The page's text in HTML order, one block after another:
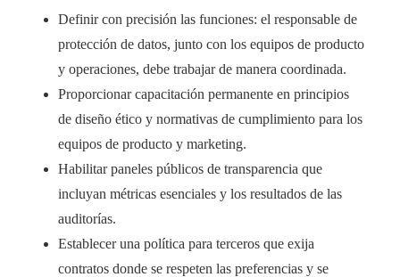
Definir con precisión las funciones: el responsable de
protección de datos, junto con los equipos de producto
y operaciones, debe trabajar de manera coordinada.
Proporcionar capacitación permanente en principios
de diseño ético y normativas de cumplimiento para los
equipos de producto y marketing.
Habilitar paneles públicos de transparencia que
incluyan métricas esenciales y los resultados de las
auditorías.
Establecer una política para terceros que exija
contratos donde se respeten las preferencias y se